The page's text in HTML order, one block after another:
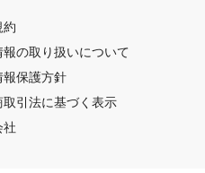
約
報の取り扱いについて
報保護方針
取引法に基づく表示
社